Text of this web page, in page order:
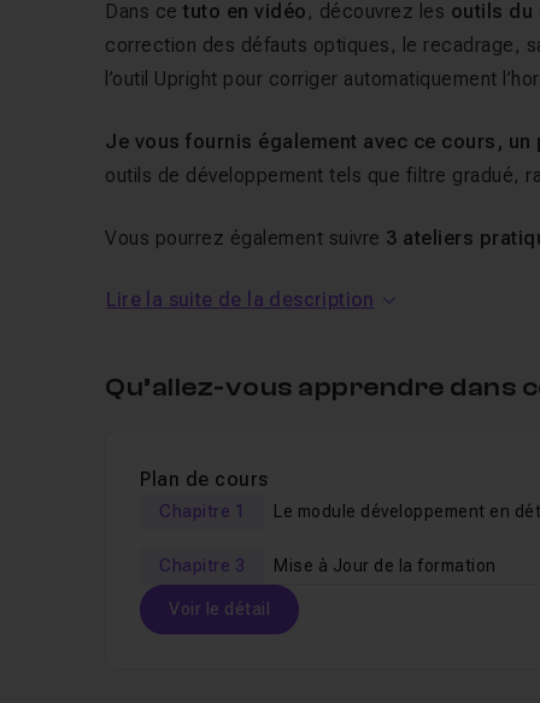
Dans cetuto en vidéo , découvrez les outils du
correction des défauts optiques, le recadrage,
l’outil Upright pour corriger automatiquement
Je vous fournis également avec ce cours, un
outils de développement tels que filtre gradué,
Vous pourrez également suivre 3 ateliers
Le formateur est disponible dans le salon
Lire la suite de la description
Qu’allez-vous apprendre dans
Plan de cours
Chapitre 1 Le module développement en
Chapitre 3 Mise à Jour de la formation
Voir le détail